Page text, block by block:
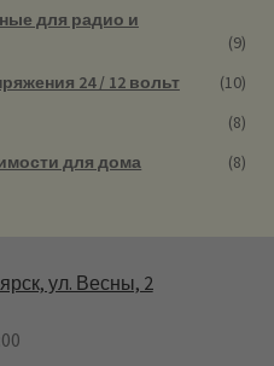
для радио и
(9)
24 / 12 вольт
(10)
(8)
для дома
(8)
ул. Весны, 2